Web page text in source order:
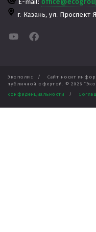
E-mail:
г. Казань, ул. Проспект
Экополис /
Сайт носит
публичной офертой. © 2026
конфиденциальности
/